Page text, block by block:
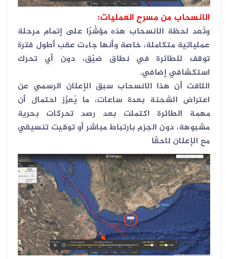
الانسحاب من مسرح العمليات:
وتُعد لحظة الانسحاب هذه مؤشّرًا على إتمام مرحلة
عملياتية متكاملة، خاصة وأنها جاءت عقب أطول فترة
توقف للطائرة في نطاق ضيّق، دون أي تحرك
استكشافي إضافي.
اللافت أن هذا الانسحاب سبق الإعلان الرسمي عن
اعتراض الشحنة بعدة ساعات، ما يُعزّز احتمال أن
مهمة الطائرة اكتملت بعد رصد تحركات بحرية
مشبوهة، دون الجزم بارتباط مباشر أو توقيت تنسيقي
مع الإعلان لاحقًا